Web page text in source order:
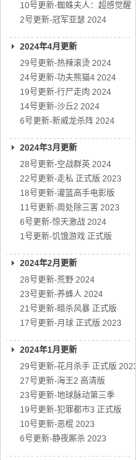
10号更新-蜘蛛夫人：超感觉醒
2号更新-冠军亚瑟 2024
2024年4月更新
29号更新-热辣滚烫 2024
24号更新-功夫熊猫4 2024
19号更新-行尸走肉 2024
14号更新-沙丘2 2024
6号更新-新威龙杀阵 2024
2024年3月更新
28号更新-空战群英 2024
22号更新-走私 正式版 2023
18号更新-灌篮高手电影版
11号更新-周处除三害 2023
6号更新-惊天激战 2024
1号更新-饥饿游戏 正式版
2024年2月更新
28号更新-荒野 2024
23号更新-养蜂人 2024
21号更新-暗杀风暴 正式版
17号更新-月球 正式版 2023
2024年1月更新
29号更新-花月杀手 正式版 2023
27号更新-海王2 高清版
23号更新-地球脉动第三季
19号更新-犯罪都市3 正式版
10号更新-恶棍 2023
6号更新-静夜厮杀 2023